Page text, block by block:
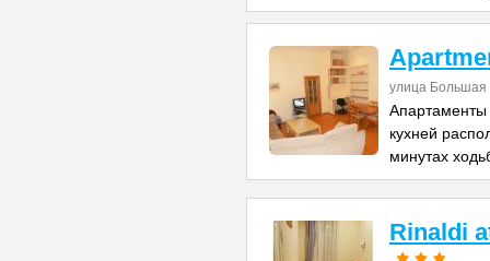
улица Большая
кухней
минутах
Rinaldi